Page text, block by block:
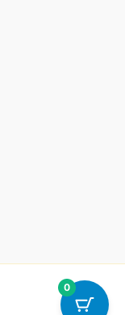
0